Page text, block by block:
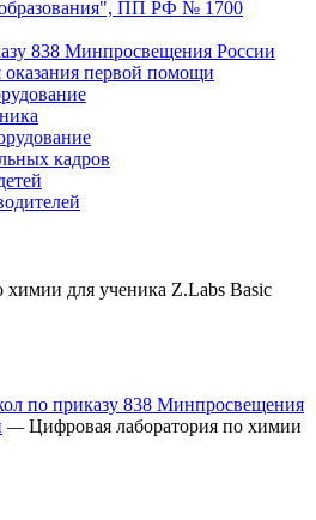
образования", ПП РФ № 1700
838 Минпросвещения России
первой помощи
кадров
химии для ученика Z.Labs Basic
по приказу 838 Минпросвещения
—Цифровая лаборатория по химии